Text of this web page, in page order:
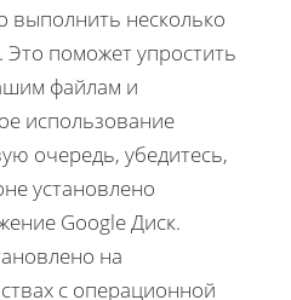
выполнить несколько
Это поможет упростить
файлам и
использование
очередь, убедитесь,
установлено
Google Диск.
на
с операционной